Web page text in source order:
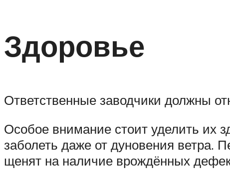
Здоровье
Ответственные заводчики должны
Особое внимание стоит уделить их
заболеть даже от дуновения ветра.
щенят на наличие врождённых